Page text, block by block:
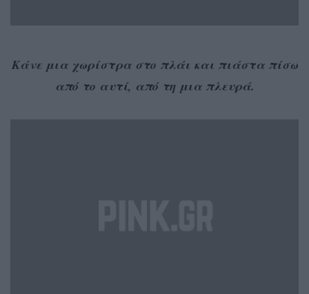
Κάνε μια χωρίστρα στο πλάι και πιάστα πίσω
από το αυτί, από τη μια πλευρά.